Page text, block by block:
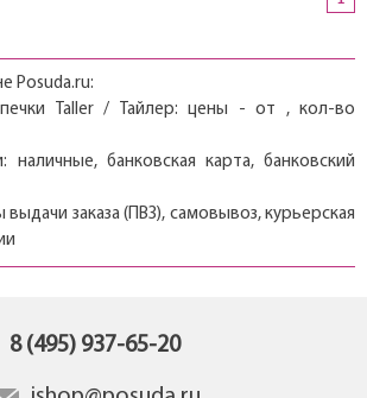
Posuda.ru:
Taller / Тайлер: цены - от , кол-во
банковская карта, банковский
заказа (ПВЗ), самовывоз, курьерская
8 (495) 937-65-20